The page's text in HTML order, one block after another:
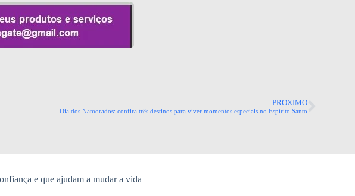
PRÓXIMO
Dia dos Namorados: confira três destinos para viver momentos especiais no Espírito Santo
e que ajudam a mudar a vida